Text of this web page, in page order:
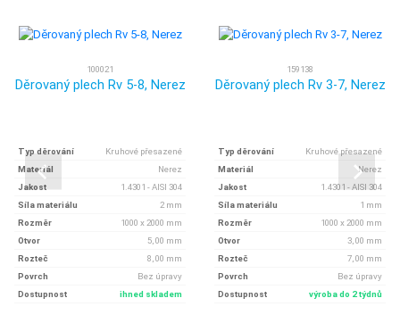
100021
Děrovaný plech Rv 5-8, Nerez
Typ děrování
Kruhové přesazené
Materiál
Nerez
Jakost
1.4301 - AISI 304
Síla materiálu
2 mm
Rozměr
1000 x 2000 mm
Otvor
5, 00 mm
Rozteč
8, 00 mm
Povrch
Bez úpravy
Dostupnost
ihned skladem
159138
Děrovaný plech Rv 3-7, Nerez
Typ děrování
Kruhové přesazené
Materiál
Nerez
Jakost
1.4301 - AISI 304
Síla materiálu
1 mm
Rozměr
1000 x 2000 mm
Otvor
3, 00 mm
Rozteč
7, 00 mm
Povrch
Bez úpravy
Dostupnost
výroba do 2 týdnů